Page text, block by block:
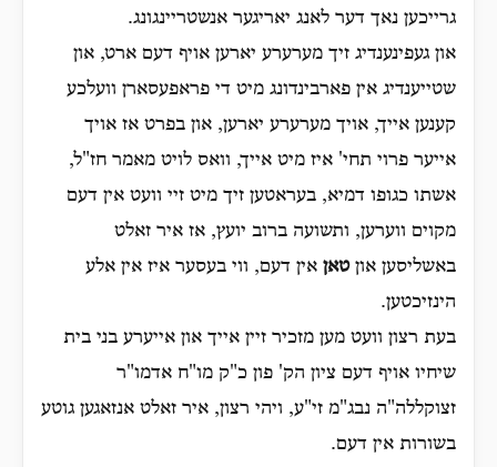
גרייכען נאך דער לאנג יאריגער אנשטריינגונג.
און געפינענדיג זיך מערערע יארען אויף דעם ארט, און
שטייענדיג אין פארבינדונג מיט די פראפעסארן וועלכע
קענען אייך, אויך מערערע יארען, און בפרט אז אויך
אייער פרוי תחי' איז מיט אייך, וואס לויט מאמר חז"ל,
אשתו כגופו דמיא, בעראטען זיך מיט זיי וועט אין דעם
מקוים ווערען, ותשועה ברוב יועץ, אז איר זאלט
באשליסען אוןטאן אין דעם, ווי בעסער איז אין אלע
הינזיכטען.
בעת רצון וועט מען מזכיר זיין אייך און אייערע בני בית
שיחיו אויף דעם ציון הק' פון כ"ק מו"ח אדמו"ר
זצוקללה"ה נבג"מ זי"ע, ויהי רצון, איר זאלט אנזאגען גוטע
בשורות אין דעם.